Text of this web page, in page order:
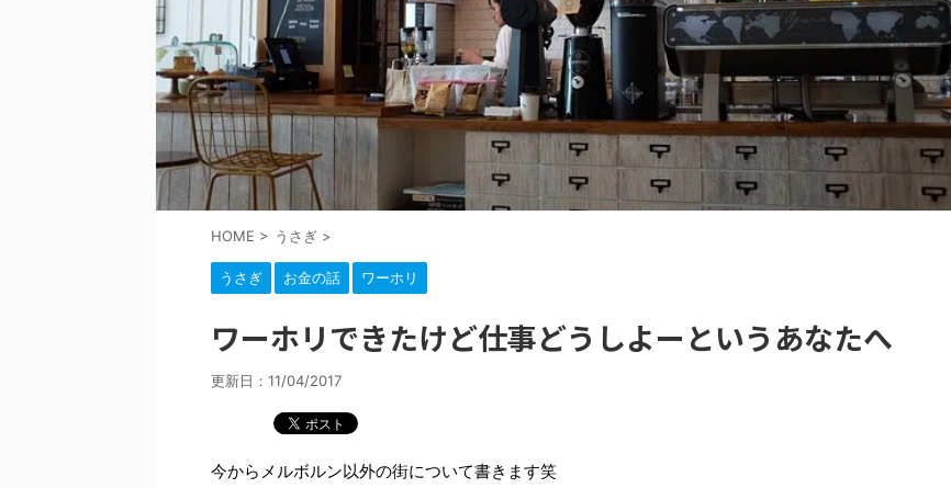
HOME > うさぎ >
うさぎ お金の話 ワーホリ
ワーホリできたけど仕事どうしよーというあなたへ
更新日： 11/04/2017
今からメルボルン以外の街について書きます笑